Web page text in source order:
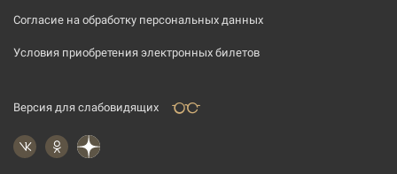
Согласие на обработку персональных данных
Условия приобретения электронных билетов
Версия для слабовидящих